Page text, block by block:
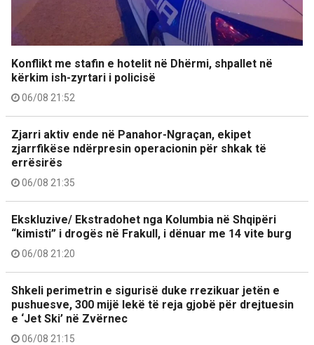
Konflikt me stafin e hotelit në Dhërmi, shpallet në
kërkim ish-zyrtari i policisë
06/08 21:52
Zjarri aktiv ende në Panahor-Ngraçan, ekipet
zjarrfikëse ndërpresin operacionin për shkak të
errësirës
06/08 21:35
Ekskluzive/ Ekstradohet nga Kolumbia në Shqipëri
“kimisti” i drogës në Frakull, i dënuar me 14 vite burg
06/08 21:20
Shkeli perimetrin e sigurisë duke rrezikuar jetën e
pushuesve, 300 mijë lekë të reja gjobë për drejtuesin
e ‘Jet Ski’ në Zvërnec
06/08 21:15